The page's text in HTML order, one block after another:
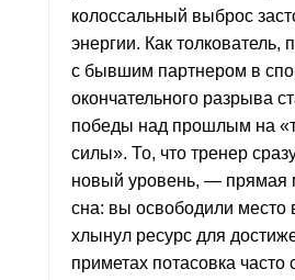
колоссальный выброс
энергии. Как толкователь,
с бывшим партнером в
окончательного разрыва
победы над прошлым на
силы». То, что тренер
новый уровень, — прямая
сна: вы освободили место
хлынул ресурс для
приметах потасовка часто